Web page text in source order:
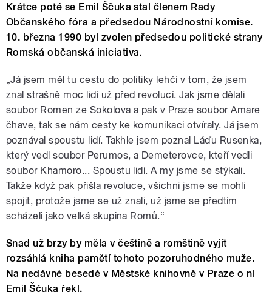
Krátce poté se Emil Ščuka stal členem Rady
Občanského fóra a předsedou Národnostní komise.
10. března 1990 byl zvolen předsedou politické strany
Romská občanská iniciativa.
„Já jsem měl tu cestu do politiky lehčí v tom, že jsem
znal strašně moc lidí už před revolucí. Jak jsme dělali
soubor Romen ze Sokolova a pak v Praze soubor Amare
čhave, tak se nám cesty ke komunikaci otvíraly. Já jsem
poznával spoustu lidí. Takhle jsem poznal Láďu Rusenka,
který vedl soubor Perumos, a Demeterovce, kteří vedli
soubor Khamoro... Spoustu lidí. A my jsme se stýkali.
Takže když pak přišla revoluce, všichni jsme se mohli
spojit, protože jsme se už znali, už jsme se předtím
scházeli jako velká skupina Romů.“
Snad už brzy by měla v češtině a romštině vyjít
rozsáhlá kniha pamětí tohoto pozoruhodného muže.
Na nedávné besedě v Městské knihovně v Praze o ní
Emil Ščuka řekl.